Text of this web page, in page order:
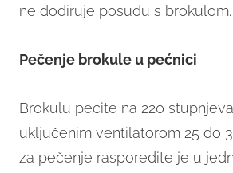
ne dodiruje posudu s brokulom.
Pečenje brokule u pećnici
Brokulu pecite na 220
uključenim ventilatorom 25 do
za pečenje rasporedite je u